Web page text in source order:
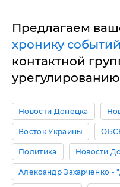
Предлагаем
хронику событий
контактной
Новости Донецка
Восток Украины
Политика Новости
Александр Захарченко -